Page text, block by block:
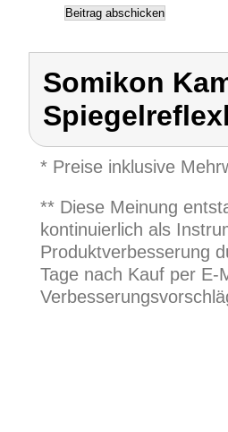
Somikon
* Preise inklusive
** Diese Meinung
kontinuierlich als
Produktverbesserung
Tage nach Kauf per E-